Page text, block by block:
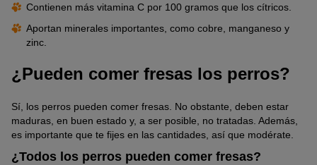
Contienen más vitamina C por 100 gramos que los cítricos.
Aportan minerales importantes, como cobre, manganeso y
zinc.
¿Pueden comer fresas los perros?
Sí, los perros pueden comer fresas. No obstante, deben estar
maduras, en buen estado y, a ser posible, no tratadas. Además,
es importante que te fijes en las cantidades, así que modérate.
¿Todos los perros pueden comer fresas?